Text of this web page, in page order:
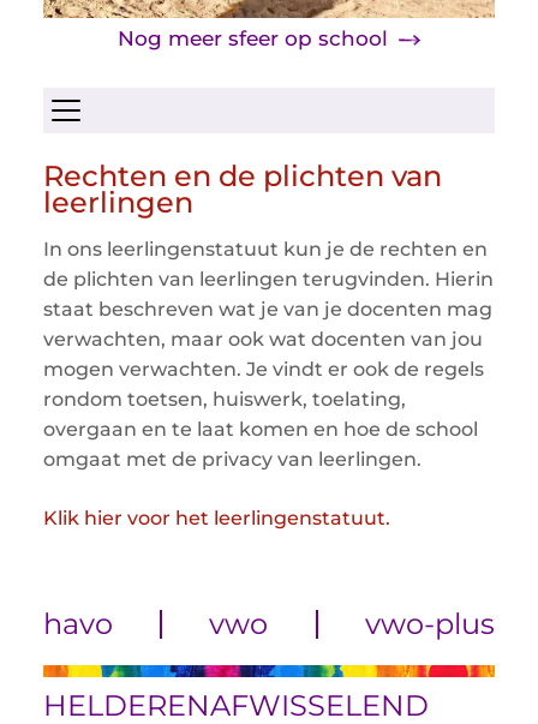
Nog meer sfeer op school
Rechten en de plichten van
leerlingen
In ons leerlingenstatuut kun je de rechten en
de plichten van leerlingen terugvinden. Hierin
staat beschreven wat je van je docenten mag
verwachten, maar ook wat docenten van jou
mogen verwachten. Je vindt er ook de regels
rondom toetsen, huiswerk, toelating,
overgaan en te laat komen en hoe de school
omgaat met de privacy van leerlingen.
Klik hier voor het leerlingenstatuut.
Menu openen/sluiten
havo vwo vwo-plus
HELDERENAFWISSELEND